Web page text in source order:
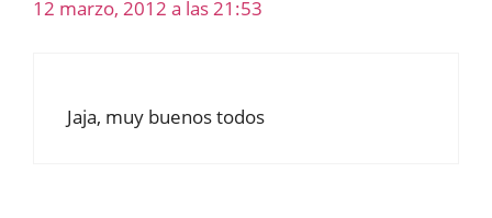
12 marzo, 2012 a las 21:53
Jaja, muy buenos todos